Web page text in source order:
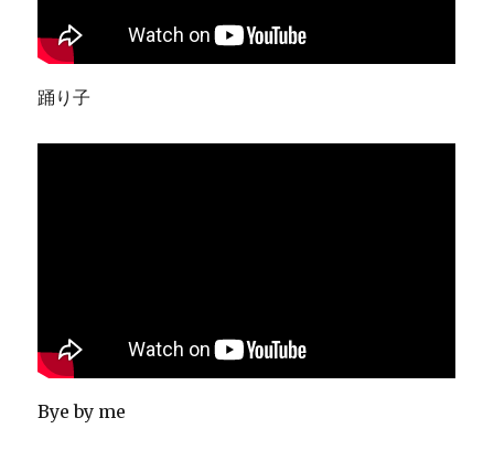
踊り子
Bye by me